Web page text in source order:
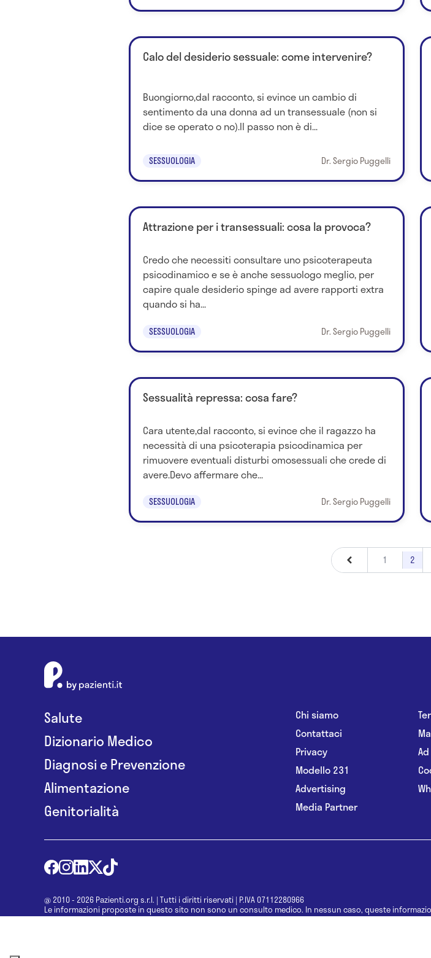
Calo del desiderio sessuale: come intervenire?
Buongiorno,dal racconto, si evince un cambio di
sentimento da una donna ad un transessuale (non si
dice se operato o no).Il passo non è di...
SESSUOLOGIA Dr. Sergio Puggelli
Attrazione per i transessuali: cosa la provoca?
Credo che necessiti consultare uno psicoterapeuta
psicodinamico e se è anche sessuologo meglio, per
capire quale desiderio spinge ad avere rapporti extra
quando si ha...
SESSUOLOGIA Dr. Sergio Puggelli
Sessualità repressa: cosa fare?
Cara utente,dal racconto, si evince che il ragazzo ha
necessità di una psicoterapia psicodinamica per
rimuovere eventuali disturbi omosessuali che crede di
avere.Devo affermare che...
SESSUOLOGIA Dr. Sergio Puggelli
1 2
Salute
Dizionario Medico
Diagnosi e Prevenzione
Alimentazione
Genitorialità
Chi siamo
Contattaci
Privacy
Modello 231
Advertising
Media Partner
@ 2010 - 2026 Pazienti.org s.r.l. | Tutti i diritti riservati | P.IVA 07112280966
Le informazioni proposte in questo sito non sono un consulto medico. In nessun caso, queste
una diagnosi formulata dal medico. Non si devono considerare le informazioni disponibili come